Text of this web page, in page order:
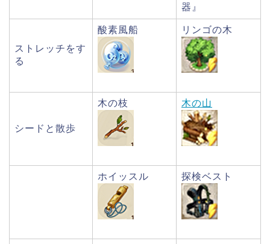
器』
ストレッチをす
る
酸素風船 リンゴの木
シードと散歩
木の枝 木の山
ホイッスル 探検ベスト